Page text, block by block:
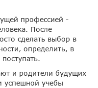
профессией -
После
сделать выбор в
определить, в
и родители будущих
успешной учебы